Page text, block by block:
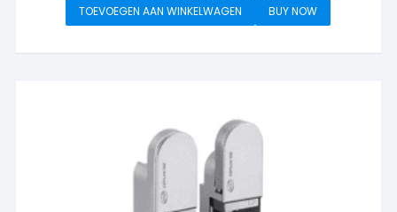
TOEVOEGEN AAN WINKELWAGEN BUY NOW